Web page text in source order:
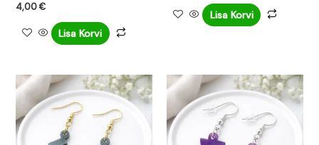
4,00€
Lisa Korvi
Lisa Korvi